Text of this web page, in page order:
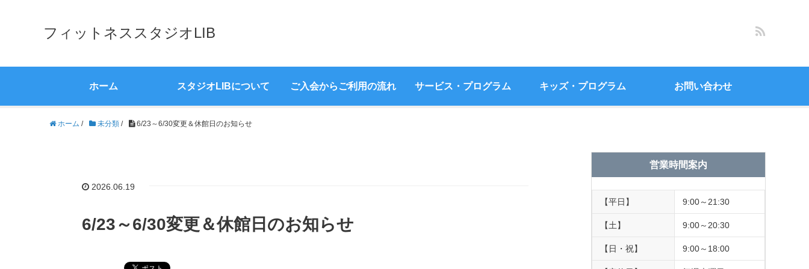
フィットネススタジオLIB
ホーム スタジオLIBについて ご入会からご利用の流れ サービス・プログラム キッズ・プログラム お問い合わせ
ホーム / 未分類 / 6/23～6/30変更＆休館日のお知らせ
2026.06.19
6/23～6/30変更＆休館日のお知らせ
営業時間案内
【平日】 9:00～21:30
【土】 9:00～20:30
【日・祝】 9:00～18:00